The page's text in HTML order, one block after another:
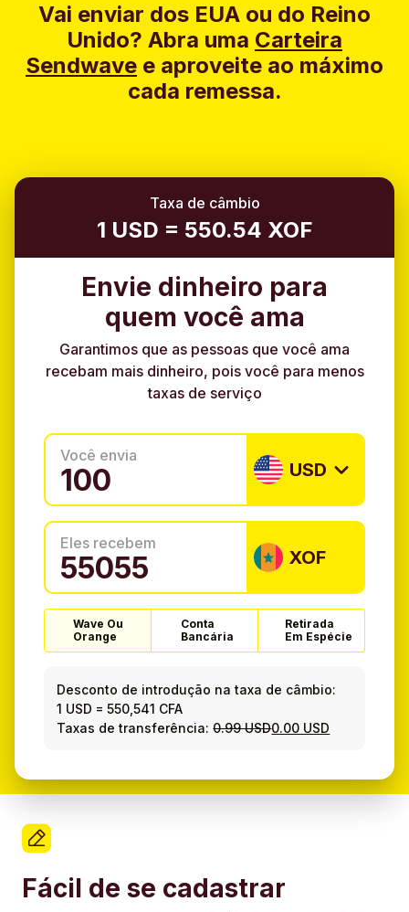
Vai enviar dos EUA ou do Reino
Unido? Abra uma Carteira
Sendwave e aproveite ao máximo
cada remessa.
Taxa de câmbio
1 USD = 550.54 XOF
Envie dinheiro para
quem você ama
Garantimos que as pessoas que você ama
recebam mais dinheiro, pois você para menos
taxas de serviço
Você envia
USD
Eles recebem
XOF
Wave Ou
Orange
Conta
Bancária
Retirada
Em Espécie
Desconto de introdução na taxa de câmbio:
1 USD =550,541 CFA
Taxas de transferência:0.99 USD0.00 USD
Fácil de se cadastrar